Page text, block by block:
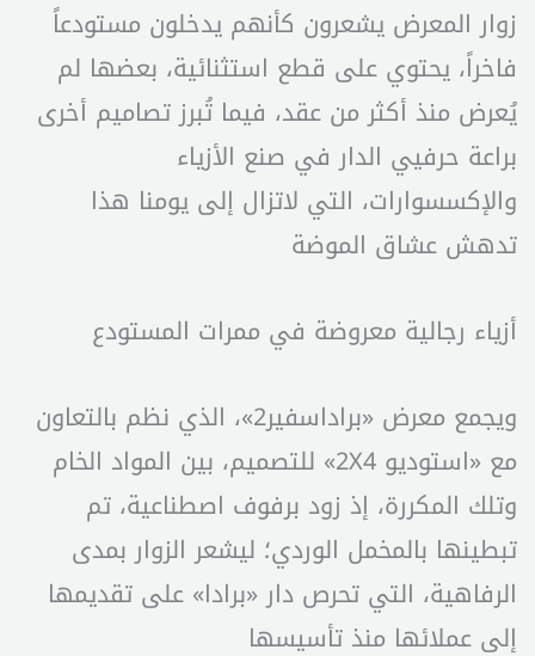
زوار المعرض يشعرون كأنهم يدخلون مستودعاً
فاخراً، يحتوي على قطع استثنائية، بعضها لم
يُعرض منذ أكثر من عقد، فيما تُبرز تصاميم أخرى
براعة حرفيي الدار في صنع الأزياء
والإكسسوارات، التي لاتزال إلى يومنا هذا
تدهش عشاق الموضة
أزياء رجالية معروضة في ممرات المستودع
ويجمع معرض «براداسفير2»، الذي نظم بالتعاون
مع «استوديو 2X4» للتصميم، بين المواد الخام
وتلك المكررة، إذ زود برفوف اصطناعية، تم
تبطينها بالمخمل الوردي؛ ليشعر الزوار بمدى
الرفاهية، التي تحرص دار «برادا» على تقديمها
إلى عملائها منذ تأسيسها